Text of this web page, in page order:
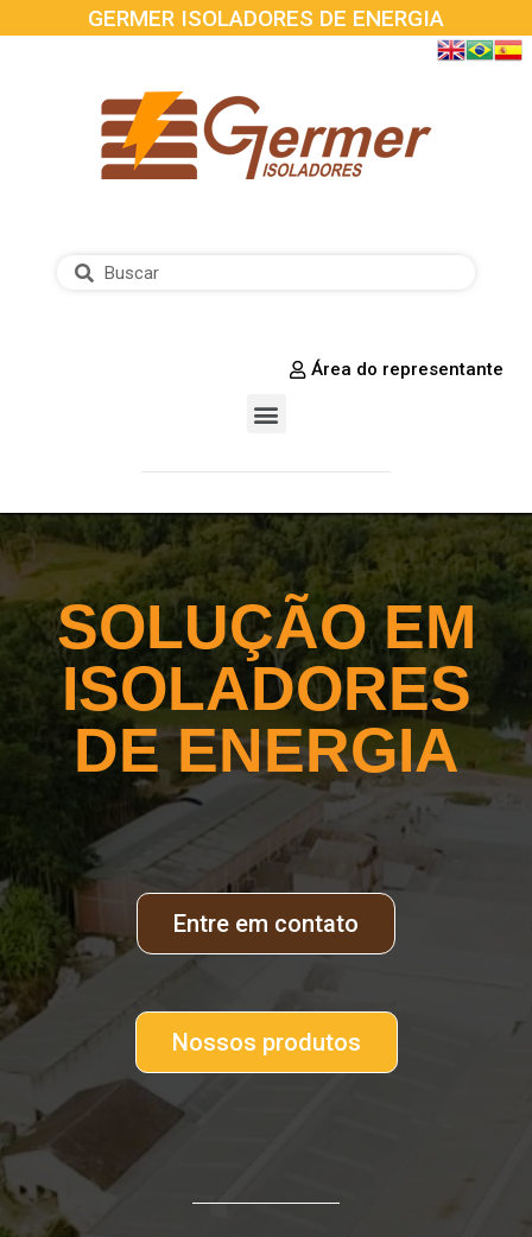
GERMER ISOLADORES DE ENERGIA
Área do representante
SOLUÇÃO EM
ISOLADORES
DE ENERGIA
Entre em contato
Nossos produtos